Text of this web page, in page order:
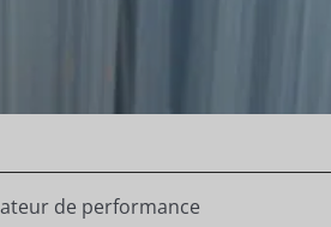
de performance